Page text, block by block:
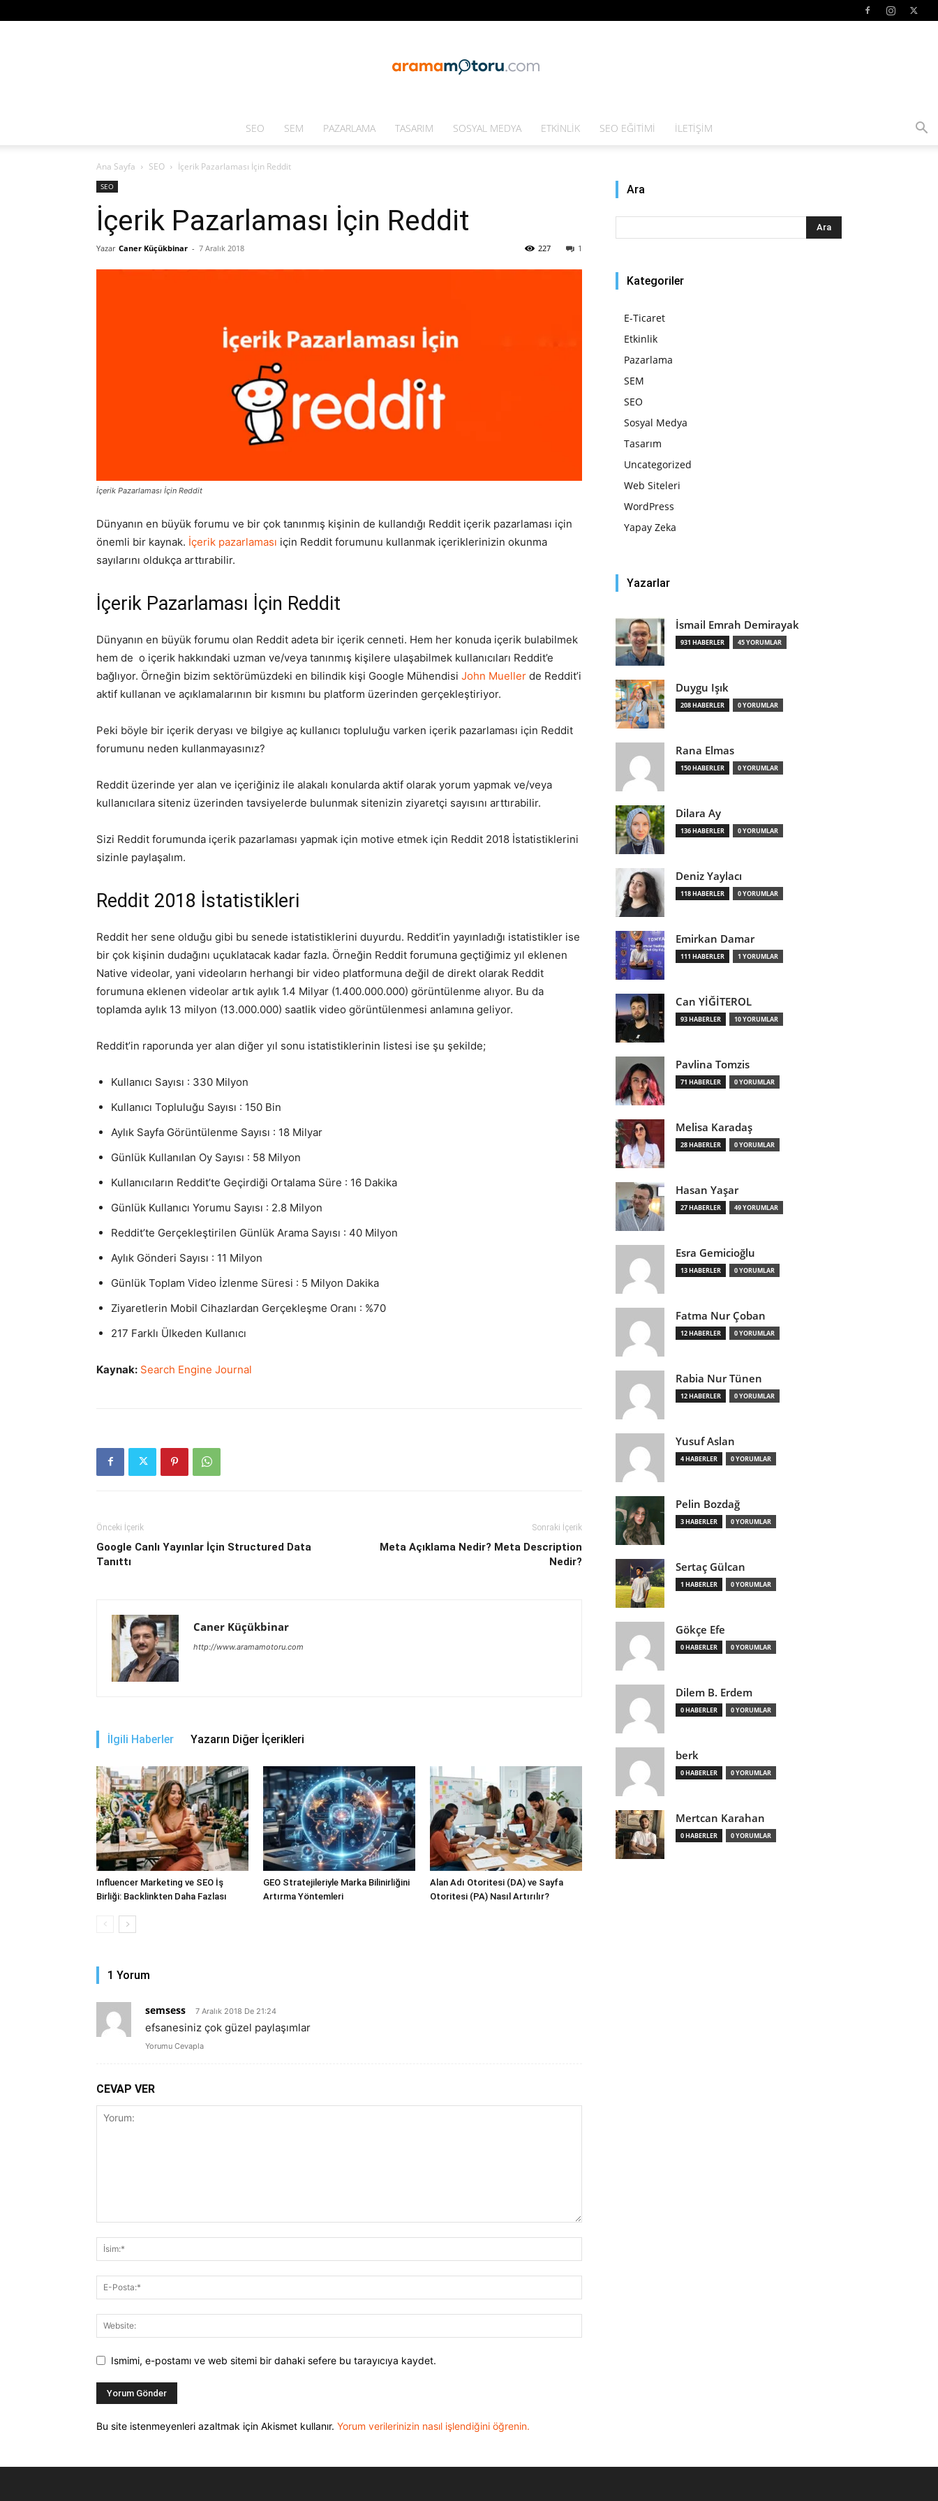
Arama
SEO,
Tasarım,
UI/UX
SEO SEM PAZARLAMA TASARIM SOSYAL MEDYA ETKINLIK SEO EĞITIMI İLETIŞIM
Ana Sayfa SEO İçerik Pazarlaması İçin Reddit
SEO
İçerik Pazarlaması İçin Reddit
Yazar Caner Küçükbinar - 7 Aralık 2018 1
227
İçerik Pazarlaması İçin Reddit
Dünyanın en büyük forumu ve bir çok tanınmış kişinin de kullandığı Reddit içerik pazarlaması için
önemli bir kaynak. İçerik pazarlaması için Reddit forumunu kullanmak içeriklerinizin okunma
sayılarını oldukça arttırabilir.
İçerik Pazarlaması İçin Reddit
Dünyanın en büyük forumu olan Reddit adeta bir içerik cenneti. Hem her konuda içerik bulabilmek
hem de o içerik hakkındaki uzman ve/veya tanınmış kişilere ulaşabilmek kullanıcıları Reddit’e
bağlıyor. Örneğin bizim sektörümüzdeki en bilindik kişi Google Mühendisi John Mueller de Reddit’i
aktif kullanan ve açıklamalarının bir kısmını bu platform üzerinden gerçekleştiriyor.
Peki böyle bir içerik deryası ve bilgiye aç kullanıcı topluluğu varken içerik pazarlaması için Reddit
forumunu neden kullanmayasınız?
Reddit üzerinde yer alan ve içeriğiniz ile alakalı konularda aktif olarak yorum yapmak ve/veya
kullanıcılara siteniz üzerinden tavsiyelerde bulunmak sitenizin ziyaretçi sayısını arttırabilir.
Sizi Reddit forumunda içerik pazarlaması yapmak için motive etmek için Reddit 2018 İstatistiklerini
sizinle paylaşalım.
Reddit 2018 İstatistikleri
Reddit her sene olduğu gibi bu senede istatistiklerini duyurdu. Reddit’in yayınladığı istatistikler ise
bir çok kişinin dudağını uçuklatacak kadar fazla. Örneğin Reddit forumuna geçtiğimiz yıl eklenen
Native videolar, yani videoların herhangi bir video platformuna değil de direkt olarak Reddit
forumuna eklenen videolar artık aylık 1.4 Milyar (1.400.000.000) görüntülenme alıyor. Bu da
toplamda aylık 13 milyon (13.000.000) saatlik video görüntülenmesi anlamına geliyor.
Reddit’in raporunda yer alan diğer yıl sonu istatistiklerinin listesi ise şu şekilde;
Kullanıcı Sayısı : 330 Milyon
Kullanıcı Topluluğu Sayısı : 150 Bin
Aylık Sayfa Görüntülenme Sayısı : 18 Milyar
Günlük Kullanılan Oy Sayısı : 58 Milyon
Kullanıcıların Reddit’te Geçirdiği Ortalama Süre : 16 Dakika
Günlük Kullanıcı Yorumu Sayısı : 2.8 Milyon
Reddit’te Gerçekleştirilen Günlük Arama Sayısı : 40 Milyon
Aylık Gönderi Sayısı : 11 Milyon
Günlük Toplam Video İzlenme Süresi : 5 Milyon Dakika
Ziyaretlerin Mobil Cihazlardan Gerçekleşme Oranı : %70
217 Farklı Ülkeden Kullanıcı
Kaynak: Search Engine Journal
Önceki İçerik
Google Canlı Yayınlar İçin Structured Data
Tanıttı
Sonraki İçerik
Meta Açıklama Nedir? Meta Description
Nedir?
Caner Küçükbinar
http://www.aramamotoru.com
İlgili Haberler Yazarın Diğer İçerikleri
Influencer Marketing ve SEO İş
Birliği: Backlinkten Daha Fazlası
GEO Stratejileriyle Marka Bilinirliğini
Artırma Yöntemleri
Alan Adı Otoritesi (DA) ve Sayfa
Otoritesi (PA) Nasıl Artırılır?
1 Yorum
semsess 7 Aralık 2018 De 21:24
efsanesiniz çok güzel paylaşımlar
Yorumu Cevapla
CEVAP VER
Ismimi, e-postamı ve web sitemi bir dahaki sefere bu tarayıcıya kaydet.
Bu site istenmeyenleri azaltmak için Akismet kullanır. Yorum verilerinizin nasıl işlendiğini öğrenin.
Ara
Kategoriler
E-Ticaret
Etkinlik
Pazarlama
SEM
SEO
Sosyal Medya
Tasarım
Uncategorized
Web Siteleri
WordPress
Yapay Zeka
Yazarlar
İsmail Emrah Demirayak
931 HABERLER 45 YORUMLAR
Duygu Işık
208 HABERLER 0 YORUMLAR
Rana Elmas
150 HABERLER 0 YORUMLAR
Dilara Ay
136 HABERLER 0 YORUMLAR
Deniz Yaylacı
118 HABERLER 0 YORUMLAR
Emirkan Damar
111 HABERLER 1 YORUMLAR
Can YİĞİTEROL
93 HABERLER 10 YORUMLAR
Pavlina Tomzis
71 HABERLER 0 YORUMLAR
Melisa Karadaş
28 HABERLER 0 YORUMLAR
Hasan Yaşar
27 HABERLER 49 YORUMLAR
Esra Gemicioğlu
13 HABERLER 0 YORUMLAR
Fatma Nur Çoban
12 HABERLER 0 YORUMLAR
Rabia Nur Tünen
12 HABERLER 0 YORUMLAR
Yusuf Aslan
4 HABERLER 0 YORUMLAR
Pelin Bozdağ
3 HABERLER 0 YORUMLAR
Sertaç Gülcan
1 HABERLER 0 YORUMLAR
Gökçe Efe
0 HABERLER 0 YORUMLAR
Dilem B. Erdem
0 HABERLER 0 YORUMLAR
berk
0 HABERLER 0 YORUMLAR
Mertcan Karahan
0 HABERLER 0 YORUMLAR